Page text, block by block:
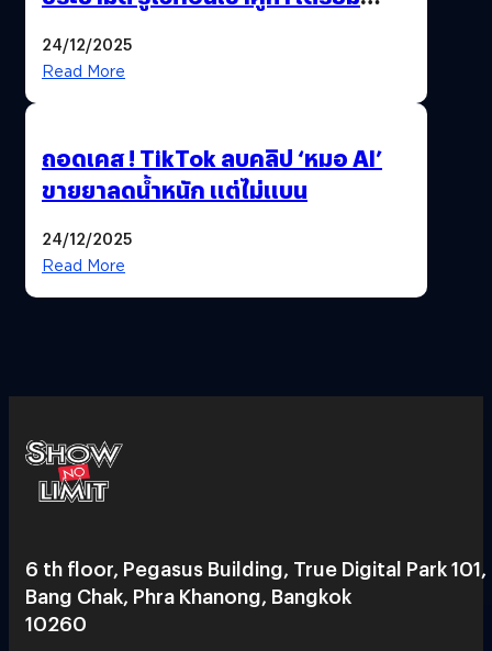
24/12/2025
Read More
ถอดเคส ! TikTok ลบคลิป ‘หมอ AI’
ขายยาลดน้ำหนัก แต่ไม่แบน
24/12/2025
Read More
6 th floor, Pegasus Building, True Digital Park 101,
Bang Chak, Phra Khanong, Bangkok
10260